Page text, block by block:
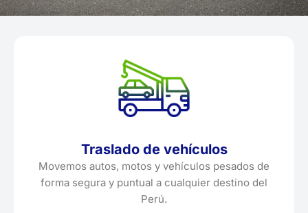
Traslado de vehículos
Movemos autos, motos y vehículos pesados de
forma segura y puntual a cualquier destino del
Perú.